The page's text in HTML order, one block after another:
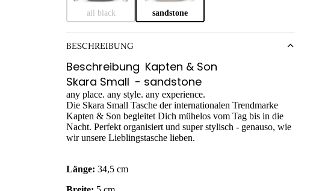
Mini Bags
Clutches & Pouches
Einkaufskörbe
Einkaufstaschen
Segeltuch-Taschen
Premium-Taschen
all black sandstone
BESCHREIBUNG
Beschreibung Kapten & Son
Skara Small - sandstone
any place. any style. any experience.
Die Skara Small Tasche der internationalen Trendmarke
Kapten & Son begleitet Dich mühelos vom Tag bis in die
Nacht. Perfekt organisiert und super stylisch - genauso, wie
wir unsere Lieblingstasche lieben.
Länge: 34,5 cm